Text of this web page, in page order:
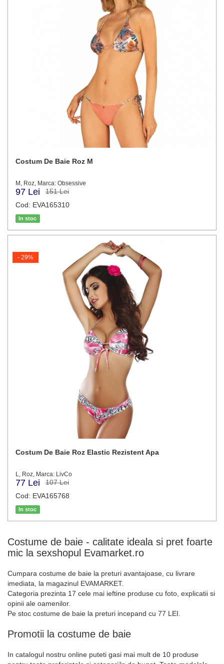
Costum De Baie Roz M
M, Roz, Marca: Obsessive
97 Lei
151 Lei
Cod: EVA165310
In stoc
Costum De Baie Roz Elastic Rezistent Apa
L, Roz, Marca: LivCo
77 Lei
107 Lei
Cod: EVA165768
In stoc
- 29%
Costume de baie - calitate ideala si pret foarte
mic la sexshopul Evamarket.ro
Cumpara costume de baie la preturi avantajoase, cu livrare
imediata, la magazinul EVAMARKET.
Categoria prezinta 17 cele mai ieftine produse cu foto, explicatii si
opinii ale oamenilor.
Pe stoc costume de baie la preturi incepand cu 77 LEI.
Promotii la costume de baie
In catalogul nostru online puteti gasi mai mult de 10 produse